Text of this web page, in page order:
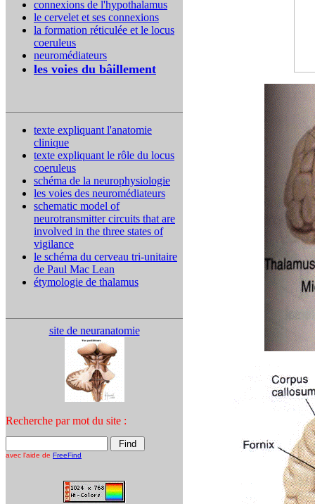
connexions de l'hypothalamus
le cervelet et ses connexions
la formation réticulée et le locus
coeruleus
neuromédiateurs
les voies du bâillement
texte expliquant l'anatomie
clinique
texte expliquant le rôle du locus
coeruleus
schéma de la neurophysiologie
les voies des neuromédiateurs
schematic model of
neurotransmitter circuits that are
involved in the three states of
vigilance
le schéma du cerveau tri-unitaire
de Paul Mac Lean
étymologie de thalamus
site de neuranatomie
Recherche par mot du site :
avec l'aide de FreeFind